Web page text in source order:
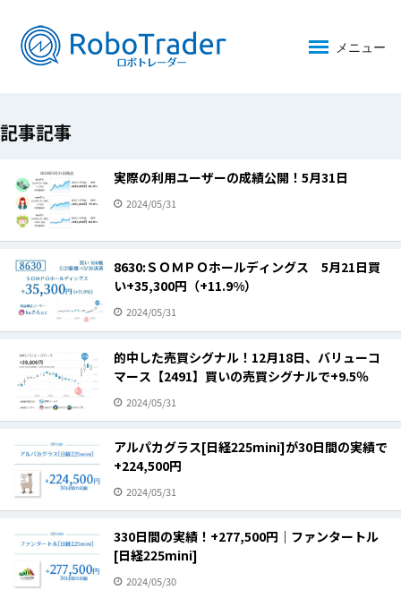
メニュー
記事記事
実際の利用ユーザーの成績公開！5月31日
2024/05/31
8630:ＳＯＭＰＯホールディングス 5月21日買
い+35,300円（+11.9%）
2024/05/31
的中した売買シグナル！12月18日、バリューコ
マース【2491】買いの売買シグナルで+9.5％
2024/05/31
アルパカグラス[日経225mini]が30日間の実績で
+224,500円
2024/05/31
330日間の実績！+277,500円｜ファンタートル
[日経225mini]
2024/05/30